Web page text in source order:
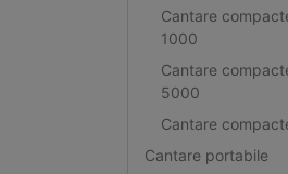
Cantare
1000
Cantare
5000
Cantare
Cantare portabile